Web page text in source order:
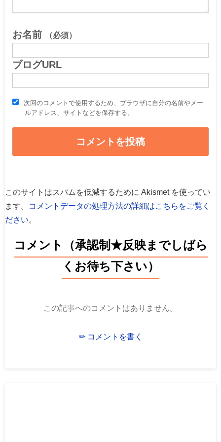
お名前 （必須）
ブログURL
次回のコメントで使用するため、ブラウザに自分の名前やメー
ルアドレス、サイトなどを保存する。
このサイトはスパムを低減するために Akismet を使ってい
ます。
コメントデータの処理方法の詳細はこちらをご覧く
ださい。
コメント（承認制★反映までしばら
くお待ち下さい）
この記事へのコメントはありません。
✏ コメントを書く